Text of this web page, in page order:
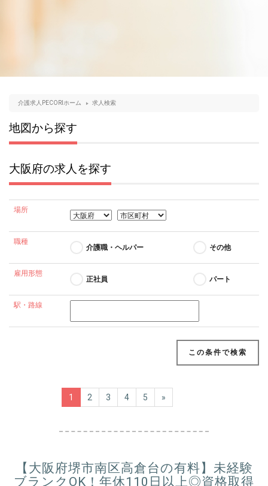
介護求人PECORIホーム 求人検索
地図から探す
大阪府の求人を探す
場所
職種
介護職・ヘルパー その他
雇用形態
正社員 パート
駅・路線
この条件で検索
1 2 3 4 5 »
【大阪府堺市南区高倉台の有料】未経験
ブランクOK！年休110日以上◎資格取得